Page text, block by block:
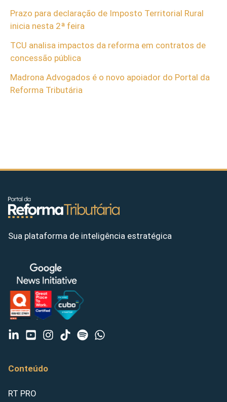
Prazo para declaração de Imposto Territorial Rural
inicia nesta 2ª feira
TCU analisa impactos da reforma em contratos de
concessão pública
Madrona Advogados é o novo apoiador do Portal da
Reforma Tributária
Sua plataforma de inteligência estratégica
Conteúdo
RT PRO